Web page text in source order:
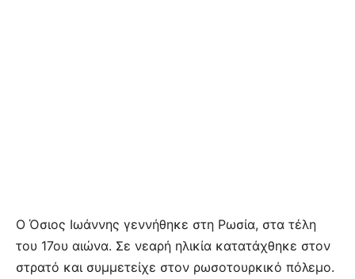
Ο Όσιος Ιωάννης γεννήθηκε στη Ρωσία, στα τέλη
του 17ου αιώνα. Σε νεαρή ηλικία κατατάχθηκε στον
στρατό και συμμετείχε στον ρωσοτουρκικό πόλεμο.